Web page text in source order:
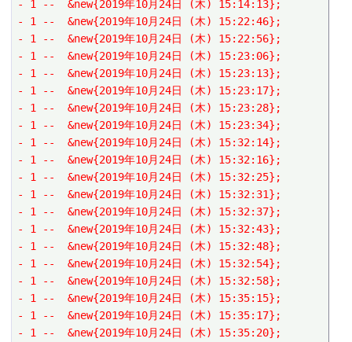
- 1 --  &new{2019年10月24日 (木) 15:14:13};
- 1 --  &new{2019年10月24日 (木) 15:22:46};
- 1 --  &new{2019年10月24日 (木) 15:22:56};
- 1 --  &new{2019年10月24日 (木) 15:23:06};
- 1 --  &new{2019年10月24日 (木) 15:23:13};
- 1 --  &new{2019年10月24日 (木) 15:23:17};
- 1 --  &new{2019年10月24日 (木) 15:23:28};
- 1 --  &new{2019年10月24日 (木) 15:23:34};
- 1 --  &new{2019年10月24日 (木) 15:32:14};
- 1 --  &new{2019年10月24日 (木) 15:32:16};
- 1 --  &new{2019年10月24日 (木) 15:32:25};
- 1 --  &new{2019年10月24日 (木) 15:32:31};
- 1 --  &new{2019年10月24日 (木) 15:32:37};
- 1 --  &new{2019年10月24日 (木) 15:32:43};
- 1 --  &new{2019年10月24日 (木) 15:32:48};
- 1 --  &new{2019年10月24日 (木) 15:32:54};
- 1 --  &new{2019年10月24日 (木) 15:32:58};
- 1 --  &new{2019年10月24日 (木) 15:35:15};
- 1 --  &new{2019年10月24日 (木) 15:35:17};
- 1 --  &new{2019年10月24日 (木) 15:35:20};